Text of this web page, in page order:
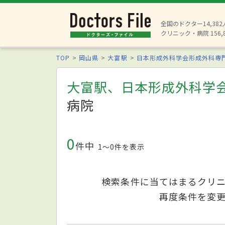
全国のドクター14,382
クリニック・病院
TOP 岡山県 大富駅 日本形成外科学会形成外科専
大富駅、日本形成外科学
病院
0件中 1〜0件を表示
検索条件に当てはまるクリ
再度条件を変